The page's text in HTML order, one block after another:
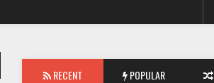
RECENT POPULAR